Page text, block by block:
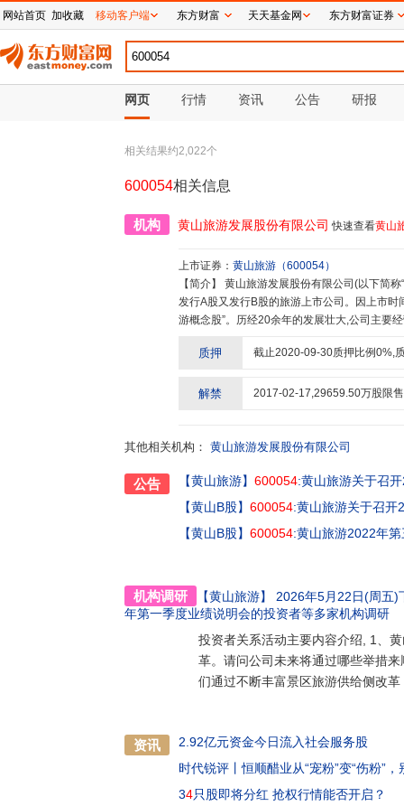
网页 行情 资讯 公告 研报
相关结果约2,022个
600054相关信息
机构 黄山旅游发展股份有限公司 快速查看黄山
上市证券： 黄山旅游 （600054）
【简介】
发行A股又发行B股的旅游上市公司。因上市
游概念股”。历经20余年的发展壮大,公司主要
营业务在景区、索道、酒店、旅行社、徽菜
展过程中形成了“敬人、敬业、创优、创新”的
首届“中国质量奖”提名奖、首届及第三届全国
荣誉。面向未来,公司上下将高举习近平新时
话批示指示精神,在市委市政府、景区党工委
质押 截止2020-09-30质押比例0%,
解禁 2017-02-17,29659.50万股限
其他相关机构： 黄山旅游发展股份有限公司
公告 【黄山旅游】 600054:黄山旅游关于召
【黄山B股】 600054:黄山旅游关于召开
【黄山B股】 600054:黄山旅游2022年
机构调研 【黄山旅游】
2026年5月22日(周五)
年第一季度业绩说明会的投资者等多家机构调研
投资者关系活动主要内容介绍, 1、
革。请问公司未来将通过哪些举措
们通过不断丰富景区旅游供给侧改革
资讯
2.92亿元资金今日流入社会服务股
时代锐评丨恒顺醋业从“宠粉”变“伤粉”
34只股即将分红 抢权行情能否开启？
网站首页 加收藏 移动客户端 东方财富 天天基金网 东方财富证券